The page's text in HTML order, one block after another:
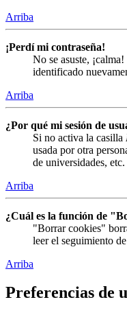
Arriba
¡Perdí mi contraseña!
No se asuste,
identificado
Arriba
¿Por qué mi sesión de
Si no activa la casilla
usada por otra
de universidades,
Arriba
¿Cuál es la función de
"Borrar cookies"
leer el seguimiento
Arriba
Preferencias de